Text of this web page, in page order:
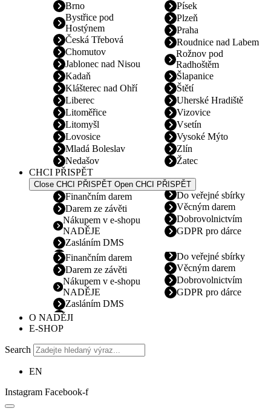
Brno
Bystřice pod
Hostýnem
Česká Třebová
Chomutov
Jablonec nad Nisou
Kadaň
Klášterec nad Ohří
Liberec
Litoměřice
Litomyšl
Lovosice
Mladá Boleslav
Nedašov
Písek
Plzeň
Praha
Roudnice nad Labem
Rožnov pod
Radhoštěm
Šlapanice
Štětí
Uherské Hradiště
Vizovice
Vsetín
Vysoké Mýto
Zlín
Žatec
CHCI PŘISPĚT
Close CHCI PŘISPĚT Open CHCI PŘISPĚT
Finančním darem
Darem ze závěti
Nákupem v e-shopu
NADĚJE
Zasláním DMS
Do veřejné sbírky
Věcným darem
Dobrovolnictvím
GDPR pro dárce
Finančním darem
Darem ze závěti
Nákupem v e-shopu
NADĚJE
Zasláním DMS
Do veřejné sbírky
Věcným darem
Dobrovolnictvím
GDPR pro dárce
O NADĚJI
E-SHOP
Search
EN
Instagram Facebook-f